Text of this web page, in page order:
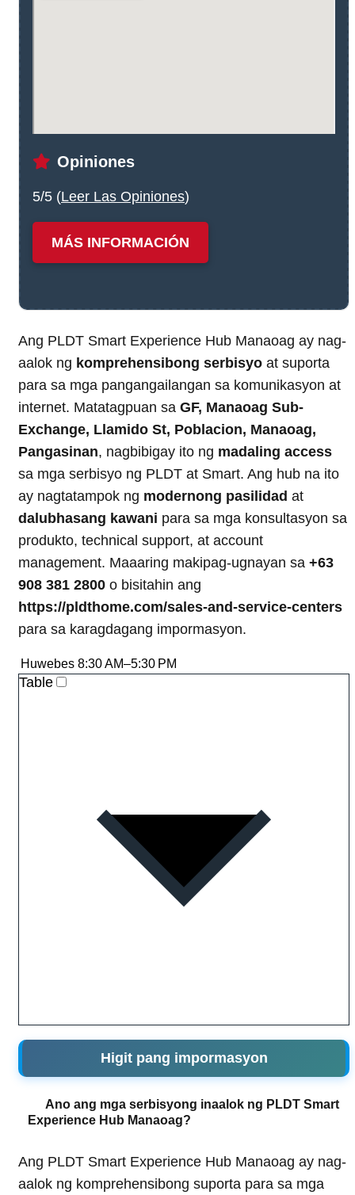
Opiniones
5/5 (Leer Las Opiniones)
MÁS INFORMACIÓN
Ang PLDT Smart Experience Hub Manaoag ay nag-
aalok ng komprehensibong serbisyo at suporta
para sa mga pangangailangan sa komunikasyon at
internet. Matatagpuan sa GF, Manaoag Sub-
Exchange, Llamido St, Poblacion, Manaoag,
Pangasinan, nagbibigay ito ng madaling access
sa mga serbisyo ng PLDT at Smart. Ang hub na ito
ay nagtatampok ng modernong pasilidad at
dalubhasang kawani para sa mga konsultasyon sa
produkto, technical support, at account
management. Maaaring makipag-ugnayan sa +63
908 381 2800 o bisitahin ang
https://pldthome.com/sales-and-service-centers
para sa karagdagang impormasyon.
Huwebes 8:30 AM–5:30 PM
Table
Higit pang impormasyon
Ano ang mga serbisyong inaalok ng PLDT Smart
Experience Hub Manaoag?
Ang PLDT Smart Experience Hub Manaoag ay nag-
aalok ng komprehensibong suporta para sa mga